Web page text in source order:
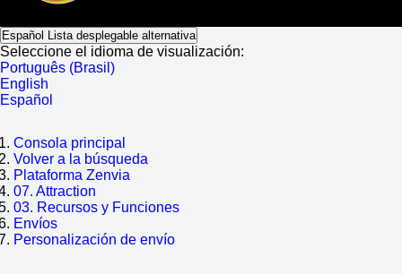
Español Lista desplegable alternativa
Seleccione el idioma de visualización:
Português (Brasil)
English
Español
Consola principal
Volver a la búsqueda
Plataforma Zenvia
07. Attraction
03. Recursos y Funciones
Envíos
Personalización de envío